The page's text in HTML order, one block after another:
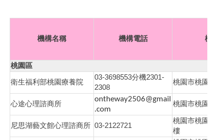
機構名稱 機構電話 機
桃園區
衛生福利部桃園療養院
03-3698553分機2301-
2308
桃園市桃園
心途心理諮商所
ontheway2506@gmail
.com
桃園市桃園
尼思湖藝文館心理諮商所 03-2122721
桃園市桃園
樓